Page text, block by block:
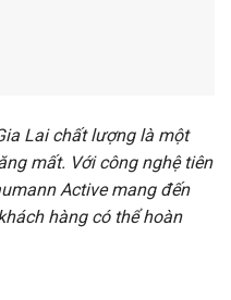
Lai chất lượng là một
mất. Với công nghệ tiên
Active mang đến
hàng có thể hoàn